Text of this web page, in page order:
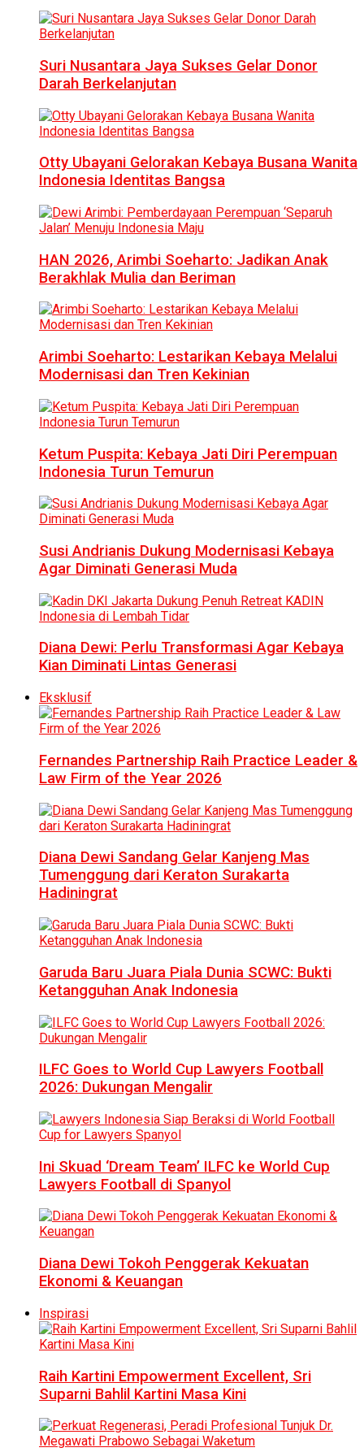
Suri Nusantara Jaya Sukses Gelar Donor
Darah Berkelanjutan
Otty Ubayani Gelorakan Kebaya Busana Wanita
Indonesia Identitas Bangsa
HAN 2026, Arimbi Soeharto: Jadikan Anak
Berakhlak Mulia dan Beriman
Arimbi Soeharto: Lestarikan Kebaya Melalui
Modernisasi dan Tren Kekinian
Ketum Puspita: Kebaya Jati Diri Perempuan
Indonesia Turun Temurun
Susi Andrianis Dukung Modernisasi Kebaya
Agar Diminati Generasi Muda
Diana Dewi: Perlu Transformasi Agar Kebaya
Kian Diminati Lintas Generasi
Eksklusif
Fernandes Partnership Raih Practice Leader &
Law Firm of the Year 2026
Diana Dewi Sandang Gelar Kanjeng Mas
Tumenggung dari Keraton Surakarta
Hadiningrat
Garuda Baru Juara Piala Dunia SCWC: Bukti
Ketangguhan Anak Indonesia
ILFC Goes to World Cup Lawyers Football
2026: Dukungan Mengalir
Ini Skuad ‘Dream Team’ ILFC ke World Cup
Lawyers Football di Spanyol
Diana Dewi Tokoh Penggerak Kekuatan
Ekonomi & Keuangan
Inspirasi
Raih Kartini Empowerment Excellent, Sri
Suparni Bahlil Kartini Masa Kini